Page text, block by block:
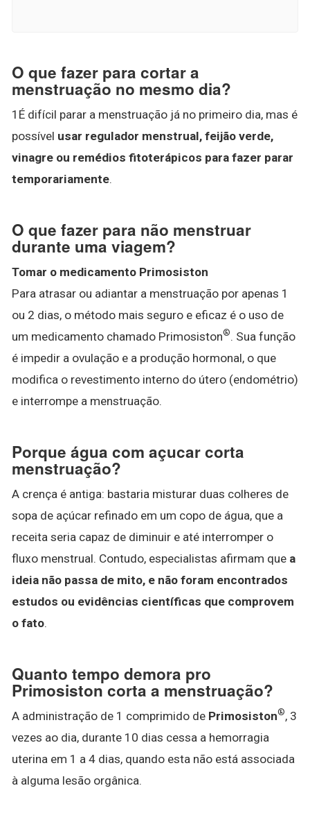
O que fazer para cortar a
menstruação no mesmo dia?
1É difícil parar a menstruação já no primeiro dia, mas é
possível usar regulador menstrual, feijão verde,
vinagre ou remédios fitoterápicos para fazer parar
temporariamente.
O que fazer para não menstruar
durante uma viagem?
Tomar o medicamento Primosiston
Para atrasar ou adiantar a menstruação por apenas 1
ou 2 dias, o método mais seguro e eficaz é o uso de
um medicamento chamado Primosiston®. Sua função
é impedir a ovulação e a produção hormonal, o que
modifica o revestimento interno do útero (endométrio)
e interrompe a menstruação.
Porque água com açucar corta
menstruação?
A crença é antiga: bastaria misturar duas colheres de
sopa de açúcar refinado em um copo de água, que a
receita seria capaz de diminuir e até interromper o
fluxo menstrual. Contudo, especialistas afirmam que a
ideia não passa de mito, e não foram encontrados
estudos ou evidências científicas que comprovem
o fato.
Quanto tempo demora pro
Primosiston corta a menstruação?
A administração de 1 comprimido de Primosiston®, 3
vezes ao dia, durante 10 dias cessa a hemorragia
uterina em 1 a 4 dias, quando esta não está associada
à alguma lesão orgânica.